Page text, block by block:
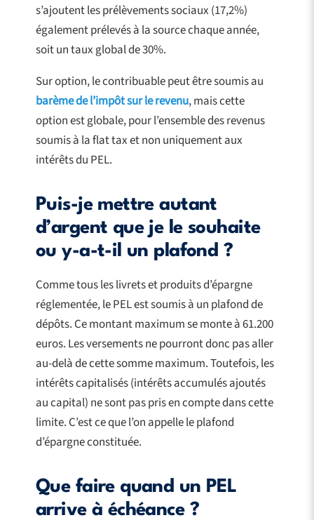
s’ajoutent les prélèvements sociaux (17,2%)
également prélevés à la source chaque année,
soit un taux global de 30%.
Sur option, le contribuable peut être soumis au
barème de l’impôt sur le revenu, mais cette
option est globale, pour l’ensemble des revenus
soumis à la flat tax et non uniquement aux
intérêts du PEL.
Puis-je mettre autant
d’argent que je le souhaite
ou y-a-t-il un plafond ?
Comme tous les livrets et produits d’épargne
réglementée, le PEL est soumis à un plafond de
dépôts. Ce montant maximum se monte à 61.200
euros. Les versements ne pourront donc pas aller
au-delà de cette somme maximum. Toutefois, les
intérêts capitalisés (intérêts accumulés ajoutés
au capital) ne sont pas pris en compte dans cette
limite. C’est ce que l’on appelle le plafond
d’épargne constituée.
Que faire quand un PEL
arrive à échéance ?